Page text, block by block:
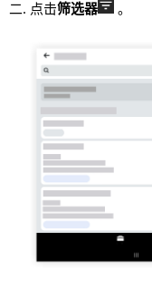
点击筛选器 。